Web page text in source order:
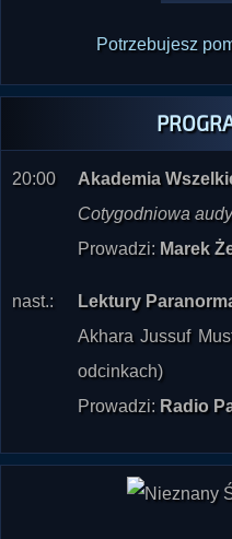
Akademia
Cotygodniowa
Prowadzi:Marek
Lektury
Akhara Jussuf
odcinkach)
Prowadzi:Radio